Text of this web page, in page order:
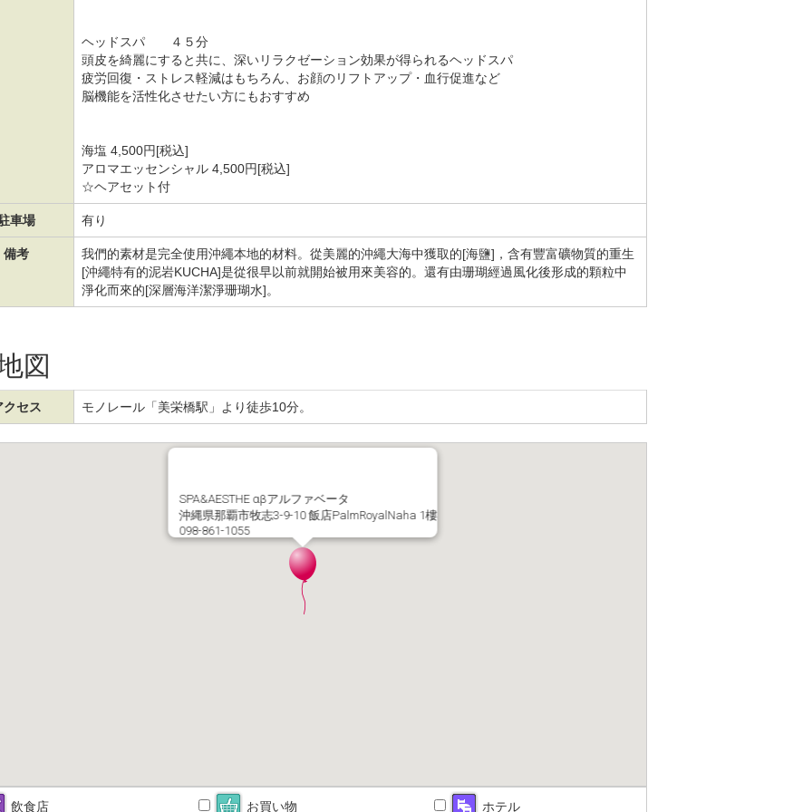
ヘッドスパ ４５分
頭皮を綺麗にすると共に、深いリラクゼーション効果が得られるヘッドスパ
疲労回復・ストレス軽減はもちろん、お顔のリフトアップ・血行促進など
脳機能を活性化させたい方にもおすすめ
海塩 4,500円[税込]
アロマエッセンシャル 4,500円[税込]
☆ヘアセット付
車場 有り
備考
我們的素材是完全使用沖繩本地的材料。從美麗的沖繩大海中獲取的[海鹽]，含有豐富礦物質的重生
[沖繩特有的泥岩KUCHA]是從很早以前就開始被用來美容的。還有由珊瑚經過風化後形成的顆粒中
淨化而來的[深層海洋潔淨珊瑚水]。
図
クセス モノレール「美栄橋駅」より徒歩10分。
SPA&AESTHE αβアルファベータ
沖縄県那覇市牧志3-9-10 飯店PalmRoyalNaha 1樓
098-861-1055
飲食店 お買い物 ホテル